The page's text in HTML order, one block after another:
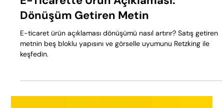
E-Ticarette Ürün Açıklaması:
Dönüşüm Getiren Metin
E-ticaret ürün açıklaması dönüşümü nasıl artırır? Satış getiren
keşfedin.